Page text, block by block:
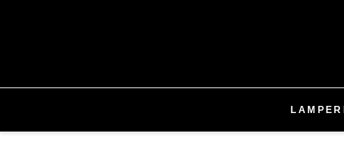
LAMPER